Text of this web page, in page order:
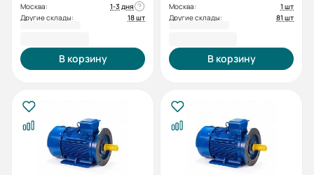
Москва:
1-3 дня
Другие склады:
18 шт
В корзину
Москва:
1 шт
Другие склады:
81 шт
В корзину